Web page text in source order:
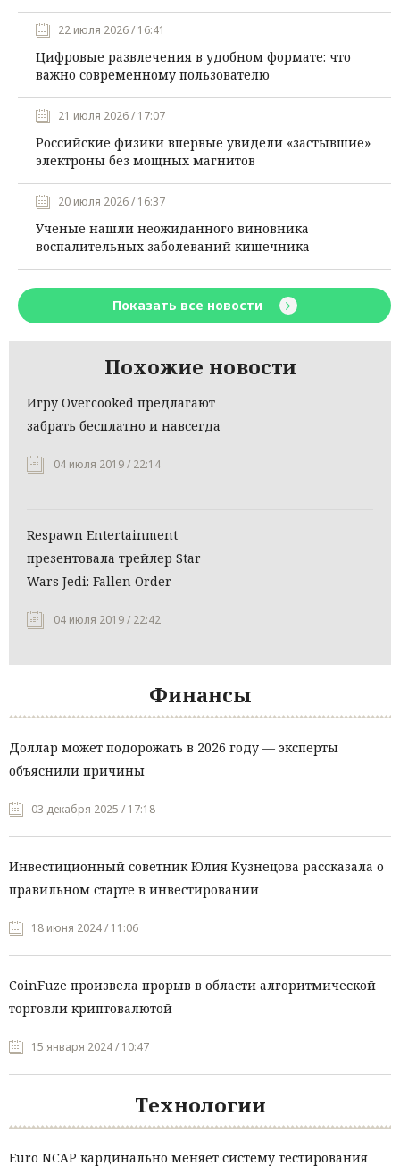
22 июля 2026 / 16:41
Цифровые развлечения в удобном формате: что
важно современному пользователю
21 июля 2026 / 17:07
Российские физики впервые увидели «застывшие»
электроны без мощных магнитов
20 июля 2026 / 16:37
Ученые нашли неожиданного виновника
воспалительных заболеваний кишечника
Показать все новости
Похожие новости
Игру Overcooked предлагают
забрать бесплатно и навсегда
04 июля 2019 / 22:14
Respawn Entertainment
презентовала трейлер Star
Wars Jedi: Fallen Order
04 июля 2019 / 22:42
Финансы
Доллар может подорожать в 2026 году — эксперты
объяснили причины
03 декабря 2025 / 17:18
Инвестиционный советник Юлия Кузнецова рассказала о
правильном старте в инвестировании
18 июня 2024 / 11:06
CoinFuze произвела прорыв в области алгоритмической
торговли криптовалютой
15 января 2024 / 10:47
Технологии
Euro NCAP кардинально меняет систему тестирования